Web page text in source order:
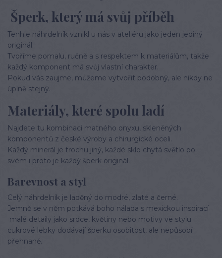
Šperk, který má svůj příběh
Tenhle náhrdelník vznikl u nás v ateliéru jako jeden jediný
originál.
Tvoříme pomalu, ručně a s respektem k materiálům, takže
každý komponent má svůj vlastní charakter.
Pokud vás zaujme, můžeme vytvořit podobný, ale nikdy ne
úplně stejný.
Materiály, které spolu ladí
Najdete tu kombinaci matného onyxu, skleněných
komponentů z české výroby a chirurgické oceli.
Každý minerál je trochu jiný, každé sklo chytá světlo po
svém i proto je každý šperk originál.
Barevnost a styl
Celý náhrdelník je laděný do modré, zlaté a černé.
Jemně se v něm potkává boho nálada s mexickou inspirací
malé detaily jako srdce, květiny nebo motivy ve stylu
cukrové lebky dodávají šperku osobitost, ale nepůsobí
přehnaně.